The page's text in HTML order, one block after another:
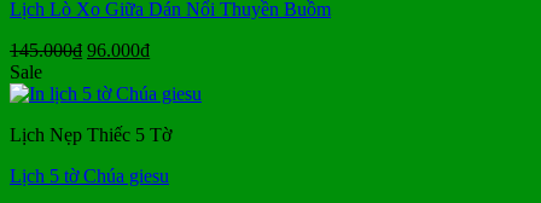
Lịch Lò Xo Giữa Dán Nổi Thuyền Buồm
145.000₫ Giá
là:
96.000₫Giá
tại
96.000₫.
Sale
Lịch Nẹp Thiếc 5 Tờ
Lịch 5 tờ Chúa giesu